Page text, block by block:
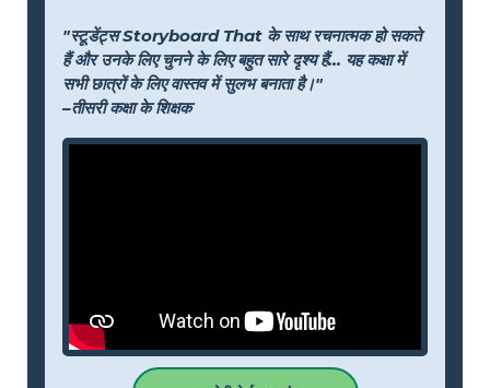
"स्टूडेंट्स Storyboard That के साथ रचनात्मक हो सकते
हैं और उनके लिए चुनने के लिए बहुत सारे दृश्य हैं... यह कक्षा में
सभी छात्रों के लिए वास्तव में सुलभ बनाता है।"
–तीसरी कक्षा के शिक्षक